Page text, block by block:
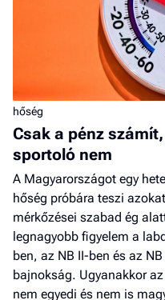
hőség
Csak a pénz
sportoló nem
A Magyarországot egy
hőség próbára teszi
mérkőzései szabad ég
legnagyobb figyelem a
ben, az NB II-ben és az
bajnokság. Ugyanakkor
nem egyedi és nem is